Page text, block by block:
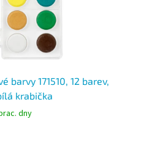
barvy 171510, 12 barev,
krabička
dny